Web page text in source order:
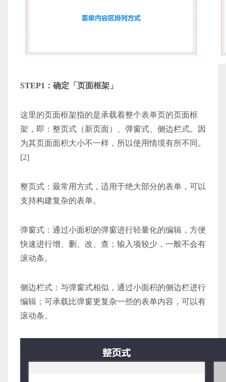
STEP1：确定「页面框架」
这里的页面框架指的是承载着整个表单页的页面框
架，即：整页式（新页面）、弹窗式、侧边栏式。因
为其页面面积大小不一样，所以使用情境有所不同。
[2]
整页式：最常用方式，适用于绝大部分的表单，可以
支持构建复杂的表单。
弹窗式：通过小面积的弹窗进行轻量化的编辑，方便
快速进行增、删、改、查；输入项较少，一般不会有
滚动条。
侧边栏式：与弹窗式相似，通过小面积的侧边栏进行
编辑；可承载比弹窗更复杂一些的表单内容，可以有
滚动条。